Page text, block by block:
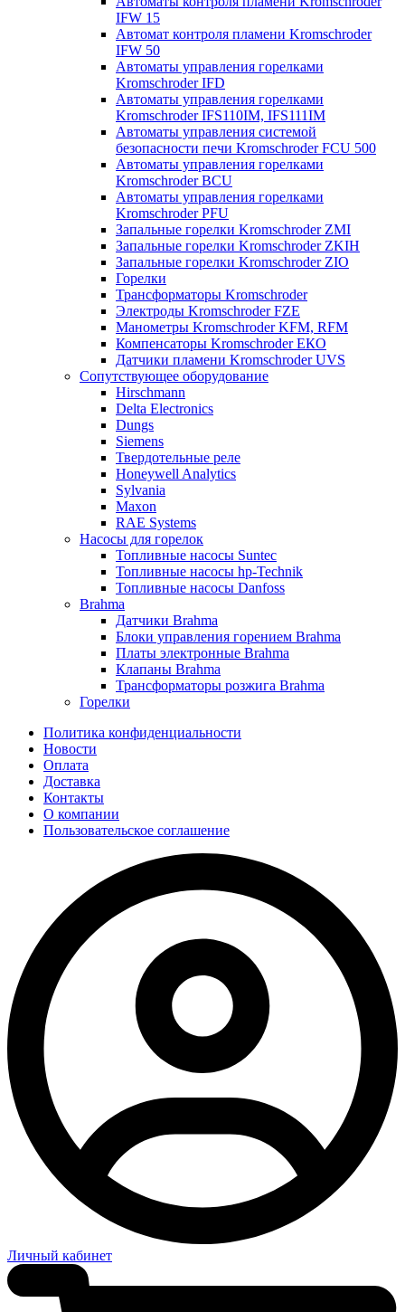
IFW 15
Автомат контроля пламени Kromschroder
IFW 50
Автоматы управления горелками
Kromschroder IFD
Автоматы управления горелками
Kromschroder IFS110IM, IFS111IM
Автоматы управления системой
безопасности печи Kromschroder FCU 500
Автоматы управления горелками
Kromschroder BCU
Автоматы управления горелками
Kromschroder PFU
Запальные горелки Kromschroder ZМI
Запальные горелки Kromschroder ZKIH
Запальные горелки Kromschroder ZIO
Горелки
Трансформаторы Kromschroder
Электроды Kromschroder FZE
Манометры Kromschroder KFM, RFM
Компенсаторы Kromschroder ЕКО
Датчики пламени Kromschroder UVS
Сопутствующее оборудование
Hirschmann
Delta Electronics
Dungs
Siemens
Твердотельные реле
Honeywell Analytics
Sylvania
Maxon
RAE Systems
Насосы для горелок
Топливные насосы Suntec
Топливные насосы hp-Technik
Топливные насосы Danfoss
Brahma
Датчики Brahma
Блоки управления горением Brahma
Платы электронные Brahma
Клапаны Brahma
Трансформаторы розжига Brahma
Горелки
Политика конфиденциальности
Новости
Оплата
Доставка
Контакты
О компании
Пользовательское соглашение
Личный кабинет